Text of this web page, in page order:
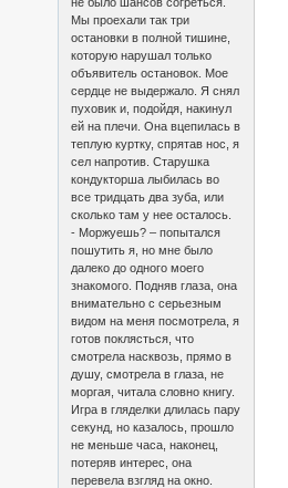
Мы проехали так три
остановки в полной тишине,
которую нарушал только
объявитель остановок. Мое
сердце не выдержало. Я снял
пуховик и, подойдя, накинул
ей на плечи. Она вцепилась в
теплую куртку, спрятав нос, я
сел напротив. Старушка
кондукторша лыбилась во
все тридцать два зуба, или
сколько там у нее осталось.
- Моржуешь? – попытался
пошутить я, но мне было
далеко до одного моего
знакомого. Подняв глаза, она
внимательно с серьезным
видом на меня посмотрела, я
готов поклясться, что
смотрела насквозь, прямо в
душу, смотрела в глаза, не
моргая, читала словно книгу.
Игра в гляделки длилась пару
секунд, но казалось, прошло
не меньше часа, наконец,
потеряв интерес, она
перевела взгляд на окно.